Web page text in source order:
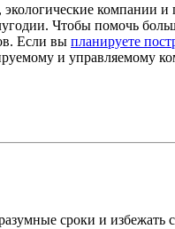
компании и
Чтобы помочь
Если вы планируете
и управляемому
сроки и избежать